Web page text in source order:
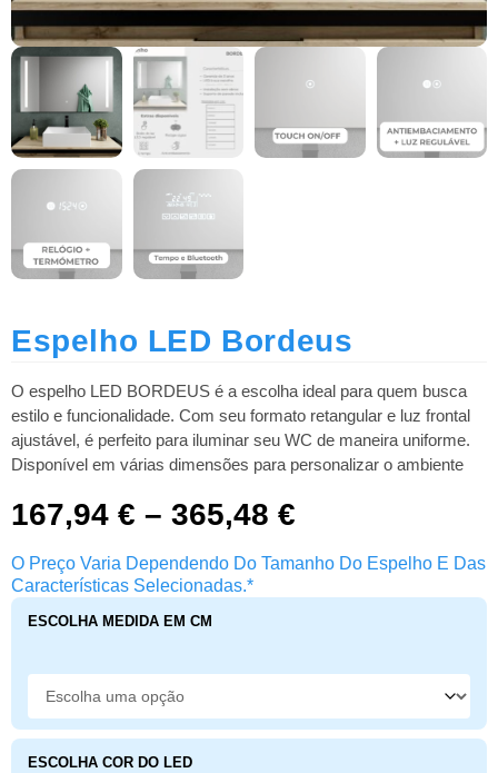
Espelho LED Bordeus
O espelho LED BORDEUS é a escolha ideal para quem busca
estilo e funcionalidade. Com seu formato retangular e luz frontal
ajustável, é perfeito para iluminar seu WC de maneira uniforme.
Disponível em várias dimensões para personalizar o ambiente
167,94 € – 365,48 €
O Preço Varia Dependendo Do Tamanho Do Espelho E Das
Características Selecionadas.*
ESCOLHA MEDIDA EM CM
ESCOLHA COR DO LED